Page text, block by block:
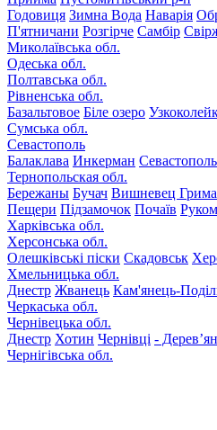
Годовиця Зимна Вода Наварія
П'ятничани Розгірче Самбір
Миколаївська обл.
Одеська обл.
Полтавська обл.
Рівненська обл.
Базальтовое Біле озеро
Сумська обл.
Севастополь
Балаклава Инкерман Севастополь
Тернопольская обл.
Бережаны Бучач Вишневец
Пещери Підзамочок Почаїв
Харківська обл.
Херсонська обл.
Олешківські піски Скадовськ
Хмельницька обл.
Днестр Жванець Кам'янець-
Черкаська обл.
Чернівецька обл.
Днестр Хотин Чернівці -
Чернігівська обл.